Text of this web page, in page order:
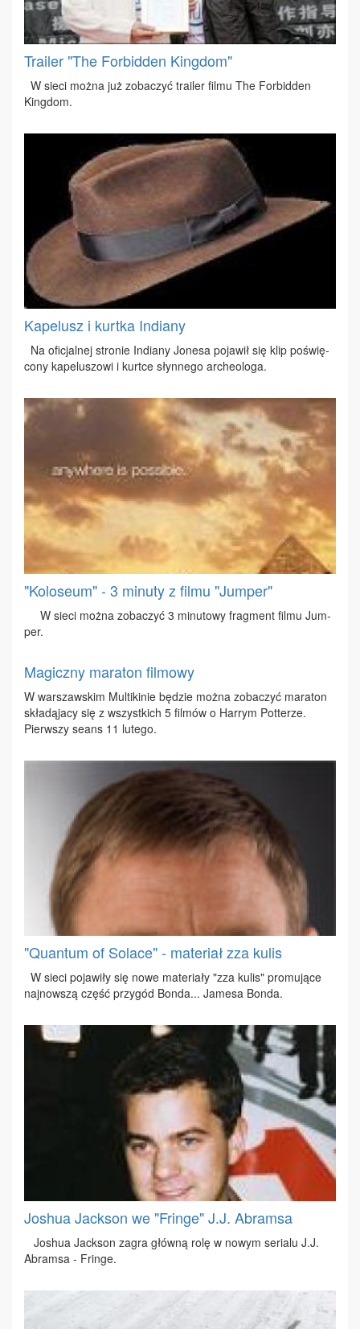
Trailer "The Forbidden Kingdom"
W sie­ci moż­na już zo­ba­czyć tra­iler fil­mu The For­bid­den
King­dom.
Kapelusz i kurtka Indiany
Na ofi­cjal­nej stro­nie In­dia­ny Jo­ne­sa po­ja­wił się klip po­świę­
co­ny ka­pe­lu­szo­wi i kurt­ce słyn­ne­go ar­che­olo­ga.
"Koloseum" - 3 minuty z filmu "Jumper"
W sie­ci moż­na zo­ba­czyć 3 mi­nu­to­wy frag­ment fil­mu Jum­
per.
Magiczny maraton filmowy
W war­szaw­skim Mul­ti­ki­nie bę­dzie moż­na zo­ba­czyć ma­ra­ton
skła­dą­ja­cy się z wszyst­kich 5 fil­mów o Har­rym Pot­te­rze.
Pierw­szy se­ans 11 lu­te­go.
"Quantum of Solace" - materiał zza kulis
W sie­ci po­ja­wi­ły się no­we ma­te­ria­ły "zza ku­lis" pro­mu­ją­ce
naj­now­szą część przy­gód Bon­da... Ja­me­sa Bon­da.
Joshua Jackson we "Fringe" J.J. Abramsa
Jo­shua Jack­son za­gra głów­ną ro­lę w no­wym se­ria­lu J.J.
Abram­sa - Frin­ge.